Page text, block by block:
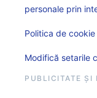
personale prin
Politica de cookie
Modifică setarile
PUBLICITATE ȘI